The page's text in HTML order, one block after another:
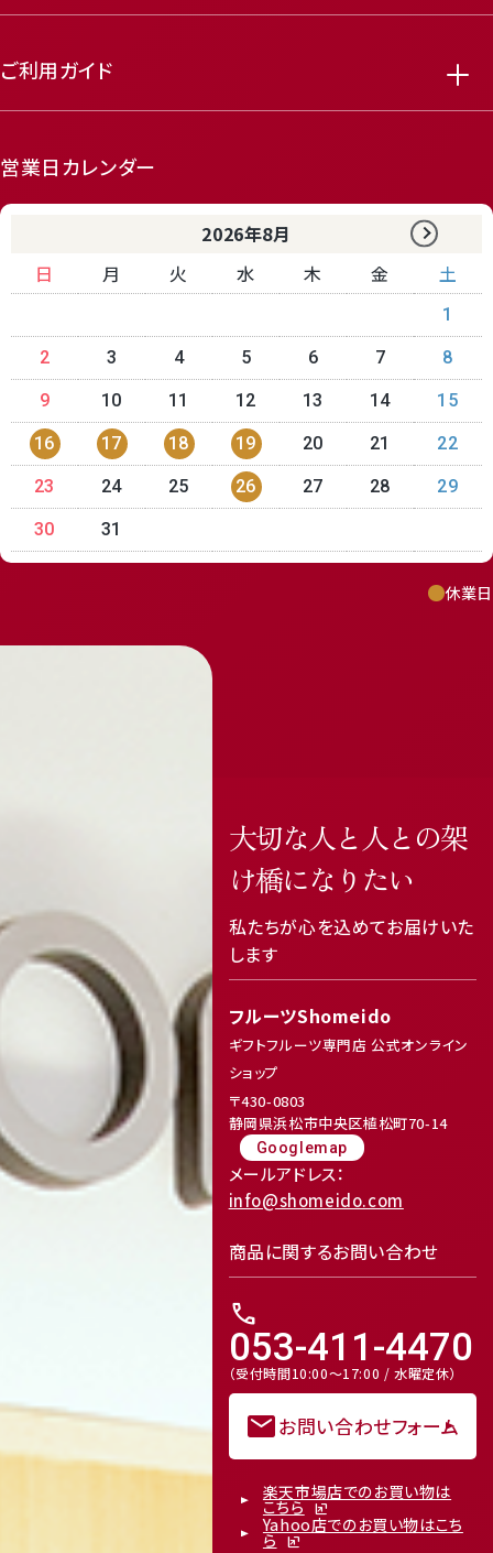
Mail Magazine
メルマガ登録
レビューキャンペーンのご案内
receipt_long contact_support
ご利用ガイド
営業日カレンダー
2026年8月
日
月 火 水 木 金 土
1
2 3 4 5 6 7 8
9 10 11 12 13 14 15
16 17 18 19 20 21 22
23 24 25 26 27 28 29
30 31
休業日
大切な人と人との架
け橋になりたい
私たちが心を込めてお届けいた
します
フルーツShomeido
ギフトフルーツ専門店 公式オンライン
ショップ
〒430-0803
静岡県浜松市中央区植松町70-14
Googlemap
メールアドレス：
info@shomeido.com
商品に関するお問い合わせ
call
053-411-4470
（受付時間10:00～17:00 / 水曜定休）
mailお問い合わせフォーム
楽天市場店でのお買い物は
こちら
Yahoo店でのお買い物はこち
ら